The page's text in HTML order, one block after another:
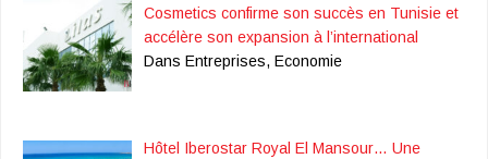
Cosmetics confirme son succès en Tunisie et
accélère son expansion à l’international
Dans Entreprises, Economie
Hôtel Iberostar Royal El Mansour… Une